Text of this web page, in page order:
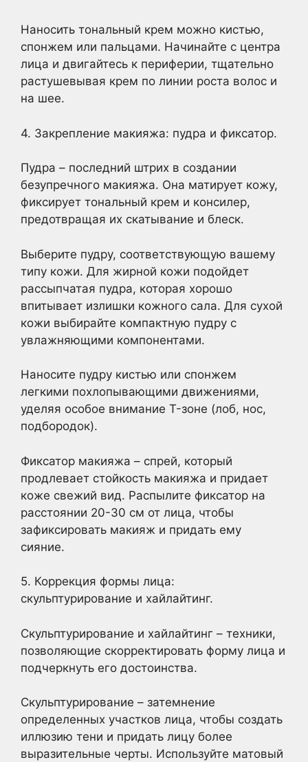
Наносить тональный крем можно кистью,
спонжем или пальцами. Начинайте с центра
лица и двигайтесь к периферии, тщательно
растушевывая крем по линии роста волос и
на шее.
4. Закрепление макияжа: пудра и фиксатор.
Пудра – последний штрих в создании
безупречного макияжа. Она матирует кожу,
фиксирует тональный крем и консилер,
предотвращая их скатывание и блеск.
Выберите пудру, соответствующую вашему
типу кожи. Для жирной кожи подойдет
рассыпчатая пудра, которая хорошо
впитывает излишки кожного сала. Для сухой
кожи выбирайте компактную пудру с
увлажняющими компонентами.
Наносите пудру кистью или спонжем
легкими похлопывающими движениями,
уделяя особое внимание T-зоне (лоб, нос,
подбородок).
Фиксатор макияжа – спрей, который
продлевает стойкость макияжа и придает
коже свежий вид. Распылите фиксатор на
расстоянии 20-30 см от лица, чтобы
зафиксировать макияж и придать ему
сияние.
5. Коррекция формы лица:
скульптурирование и хайлайтинг.
Скульптурирование и хайлайтинг – техники,
позволяющие скорректировать форму лица и
подчеркнуть его достоинства.
Скульптурирование – затемнение
определенных участков лица, чтобы создать
иллюзию тени и придать лицу более
выразительные черты. Используйте матовый